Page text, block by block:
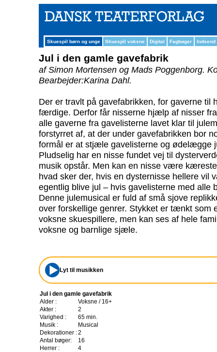
Skuespil børn og unge Skuespil voksne Digital Fagbøger Indsend
Jul i den gamle gavefabrik
af Simon Mortensen og Mads Poggenborg.
Bearbejder:Karina Dahl.
Der er travlt på gavefabrikken, for gaverne
færdige. Derfor får nisserne hjælp af nisser
alle gaverne fra gavelisterne lavet klar til
forstyrret af, at der under gavefabrikken bor
formål er at stjæle gavelisterne og ødelægge
Pludselig har en nisse fundet vej til
musik opstår. Men kan en nisse være
hvad sker der, hvis en dysternisse hellere vil
egentlig blive jul – hvis gavelisterne med alle
Denne julemusical er fuld af små sjove
over forskellige genrer. Stykket er tænkt som
voksne skuespillere, men kan ses af hele
voksne og barnlige sjæle.
Lyt til musikken
Jul i den gamle gavefabrik
Alder :
Voksne / 16+
Akter :
2
Varighed :
65 min.
Musik :
Musical
Dekorationer :2
Antal bøger:
16
Herrer :
4